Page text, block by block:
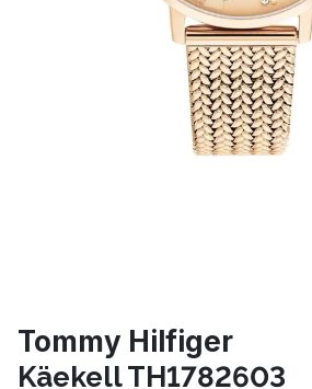
Tommy Hilfiger
Käekell TH1782603